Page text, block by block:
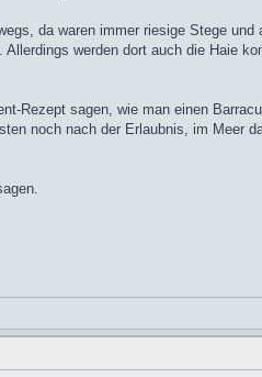
da waren immer riesige Stege
werden dort auch die Haie
Rezept sagen, wie man einen
noch nach der Erlaubnis, im Meer